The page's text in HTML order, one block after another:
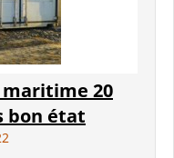
20
bon état